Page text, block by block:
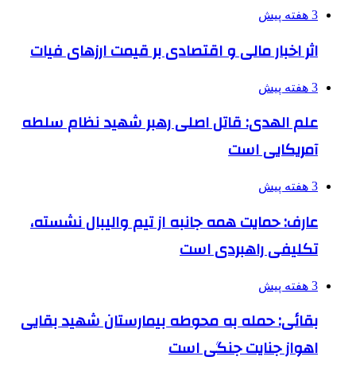
3 هفته پیش
اثر اخبار مالی و اقتصادی بر قیمت ارزهای فیات
3 هفته پیش
علم الهدی: قاتل اصلی رهبر شهید نظام سلطه
آمریکایی است
3 هفته پیش
عارف: حمایت همه جانبه از تیم والیبال نشسته،
تکلیفی راهبردی است
3 هفته پیش
بقائی: حمله به محوطه بیمارستان شهید بقایی
اهواز جنایت جنگی است